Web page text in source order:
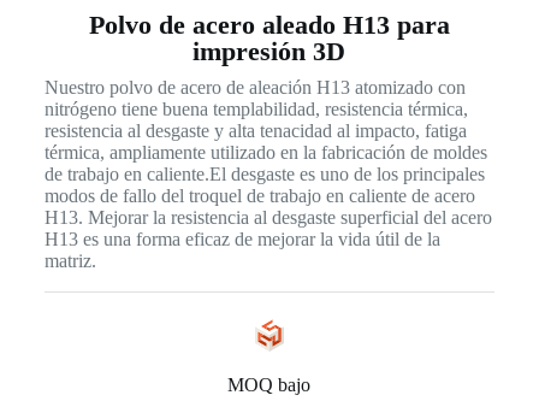
Polvo de acero aleado H13 para
impresión 3D
Nuestro polvo de acero de aleación H13 atomizado con
nitrógeno tiene buena templabilidad, resistencia térmica,
resistencia al desgaste y alta tenacidad al impacto, fatiga
térmica, ampliamente utilizado en la fabricación de moldes
de trabajo en caliente.El desgaste es uno de los principales
modos de fallo del troquel de trabajo en caliente de acero
H13. Mejorar la resistencia al desgaste superficial del acero
H13 es una forma eficaz de mejorar la vida útil de la
matriz.
MOQ bajo